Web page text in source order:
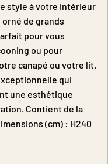
style à votre intérieur
de grands
pour vous
ou pour
canapé ou votre lit.
qui
une esthétique
Contient de la
(cm) : H240